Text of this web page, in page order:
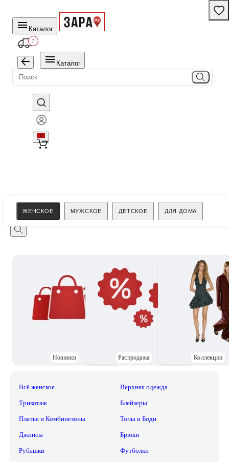
Каталог
7
Каталог
0
ЖЕНСКОЕ МУЖСКОЕ ДЕТСКОЕ ДЛЯ ДОМА
Поиск
Новинки Распродажа Коллекции
Всё женское Верхняя одежда
Трикотаж Блейзеры
Платья и Комбинезоны Топы и Боди
Джинсы Брюки
Рубашки Футболки